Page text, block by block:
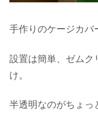
手作りのケージカバ
設置は簡単、ゼムク
け。
半透明なのがちょっ